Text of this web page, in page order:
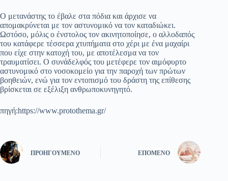
Ο μετανάστης το έβαλε στα πόδια και άρχισε να
απομακρύνεται με τον αστυνομικό να τον καταδιώκει.
Ωστόσο, μόλις ο ένστολος τον ακινητοποίησε, ο αλλοδαπός
του κατάφερε τέσσερα χτυπήματα στο χέρι με ένα μαχαίρι
που είχε στην κατοχή του, με αποτέλεσμα να τον
τραυματίσει. Ο συνάδελφός του μετέφερε τον αιμόφυρτο
αστυνομικό στο νοσοκομείο για την παροχή των πρώτων
βοηθειών, ενώ για τον εντοπισμό του δράστη της επίθεσης
βρίσκεται σε εξέλιξη ανθρωποκυνηγητό.
πηγή:https://www.protothema.gr/
ΠΡΟΗΓΟΎΜΕΝΟ ΕΠΌΜΕΝΟ